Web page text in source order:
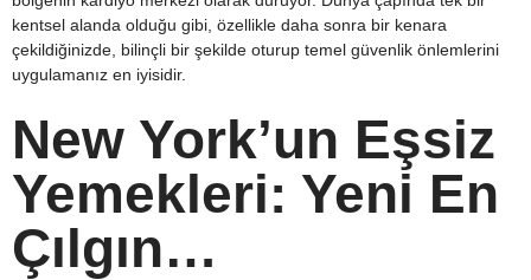
kentsel alanda olduğu gibi, özellikle daha sonra bir kenara
çekildiğinizde, bilinçli bir şekilde oturup temel güvenlik önlemlerini
uygulamanız en iyisidir.
New York’un Eşsiz
Yemekleri: Yeni En
Çılgın…